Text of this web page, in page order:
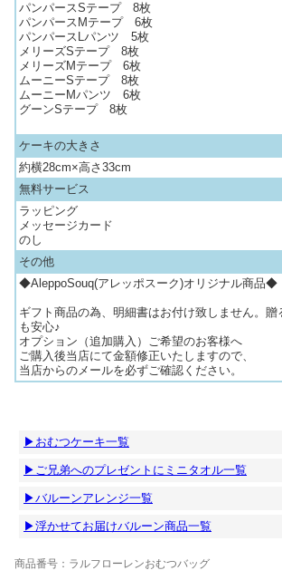
パンパースSテープ 8枚
パンパースMテープ 6枚
パンパースLパンツ 5枚
メリーズSテープ 8枚
メリーズMテープ 6枚
ムーニーSテープ 8枚
ムーニーMパンツ 6枚
グーンSテープ 8枚
ケーキの大きさ
約横28cm×高さ33cm
無料サービス
ラッピング
メッセージカード
のし
その他
◆AleppoSouq(アレッポスーク)オリジナル商品◆
ギフト商品の為、明細書はお付け致しません。
も安心♪
オプション（追加購入）ご希望のお客様へ
ご購入後当店にて金額修正いたしますので、
当店からのメールを必ずご確認ください。
▶おむつケーキ一覧
▶ご兄弟へのプレゼントにミニタオル一覧
▶バルーンアレンジ一覧
▶浮かせてお届けバルーン商品一覧
商品番号：ラルフローレンおむつバッグ